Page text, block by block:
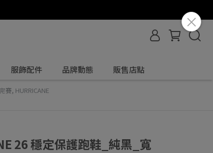
服飾配件 品牌動態 販售店點
賽, HURRICANE
26 穩定保護跑鞋_純黑_寬